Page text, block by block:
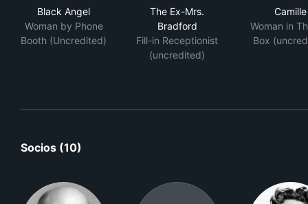
Black Angel
Woman by Phone
Booth (Uncredited)
The Ex-Mrs.
Bradford
Fill-in Receptionist
(uncredited)
Camille
Woman in
Box
Socios (10)